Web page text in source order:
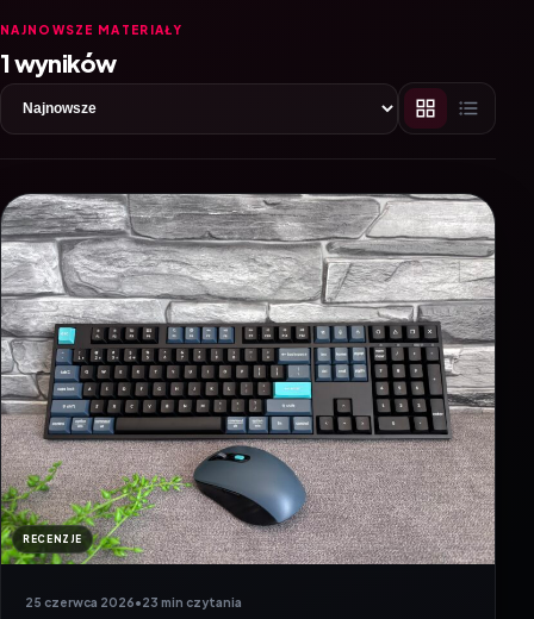
NAJNOWSZE MATERIAŁY
1 wyników
RECENZJE
25 czerwca 2026•23 min czytania